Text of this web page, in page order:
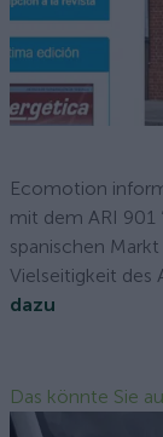
Ecomotion
mit dem ARI 901
spanischen
Vielseitigkeit des
dazu
Das könnte Sie